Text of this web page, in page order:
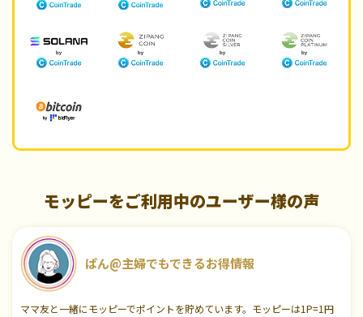
モッピーをご利用中のユーザー様の声
ぱん@主婦でもできるお得情報
ママ友と一緒にモッピーでポイントを貯めています。モッピーは1P=1円